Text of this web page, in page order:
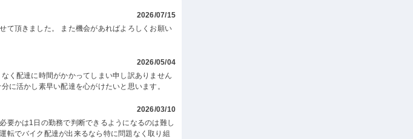
2026/07/15
て頂きました。 また機会があればよろしくお願い
2026/05/04
く配達に時間がかかってしまい申し訳ありません
に活かし素早い配達を心がけたいと思います。
2026/03/10
要かは1日の勤務で判断できるようになるのは難し
転でバイク配達が出来るなら特に問題なく取り組